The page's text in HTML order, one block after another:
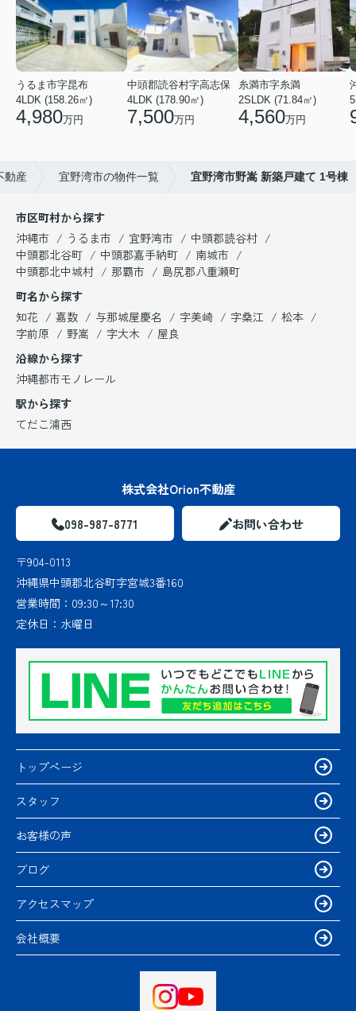
うるま市字昆布
4LDK (158.26㎡)
4,980万円
中頭郡読谷村字高志保
4LDK (178.90㎡)
7,500万円
糸満市字糸満
2SLDK (71.84㎡)
4,560万円
動産 宜野湾市の物件一覧 宜野湾市野嵩 新築戸建て 1号棟
市区町村から探す
沖縄市
うるま市 宜野湾市
中頭郡読谷村
中頭郡北谷町
中頭郡嘉手納町
南城市
中頭郡北中城村
那覇市
島尻郡八重瀬町
町名から探す
知花
嘉数 与那城屋慶名 字美崎 字桑江
松本
字前原
野嵩 字大木
屋良
沿線から探す
沖縄都市モノレール
駅から探す
てだこ浦西
株式会社Orion不動産
098-987-8771 お問い合わせ
〒904-0113
沖縄県中頭郡北谷町字宮城3番160
営業時間： 09:30～17:30
定休日： 水曜日
トップページ
スタッフ
お客様の声
ブログ
アクセスマップ
会社概要